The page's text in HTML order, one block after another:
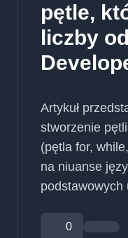
pętle,
liczby
Artykuł
stworzenie
(pętla for,
na niuanse
podstawowych
0